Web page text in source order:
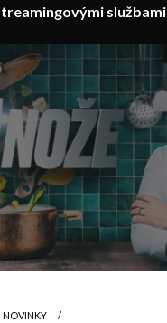
službami
NOVINKY